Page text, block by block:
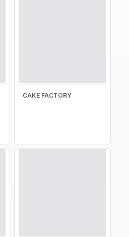
CAKE FACTORY